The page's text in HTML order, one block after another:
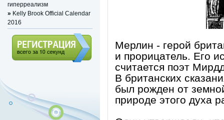
Мерлин - герой
и прорицатель. Его
считается поэт
В британских
был рожден от
природе этого духа
гиперреализм
» Kelly Brook Official Calendar
2016